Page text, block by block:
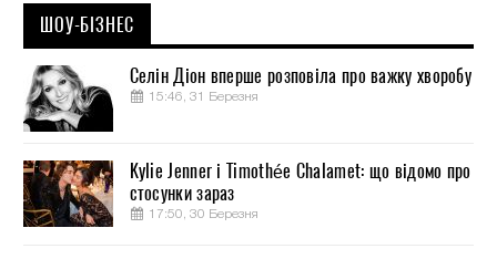
ШОУ-БІЗНЕС
Селін Діон вперше розповіла про важку хворобу
15:46, 31 Березня
Kylie Jenner і Timothée Chalamet: що відомо про
стосунки зараз
17:50, 30 Березня